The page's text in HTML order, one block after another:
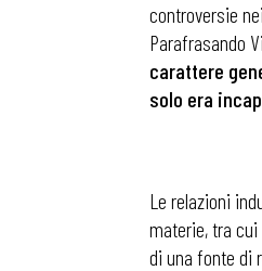
controversie
Parafrasando
carattere
solo era
Le relazioni
materie, tra
di una fonte di